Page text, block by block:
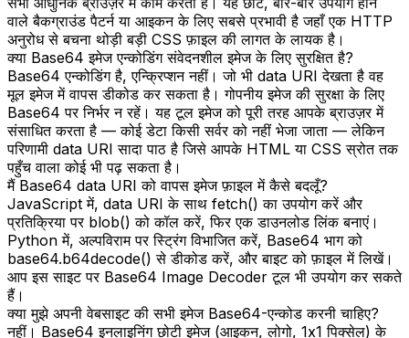
वाले बैकग्राउंड पैटर्न या आइकन के लिए सबसे प्रभावी है जहाँ एक HTTP
अनुरोध से बचना थोड़ी बड़ी CSS फ़ाइल की लागत के लायक है।
क्या Base64 इमेज एन्कोडिंग संवेदनशील इमेज के लिए सुरक्षित है?
Base64 एन्कोडिंग है, एन्क्रिप्शन नहीं। जो भी data URI देखता है वह
मूल इमेज में वापस डीकोड कर सकता है। गोपनीय इमेज की सुरक्षा के लिए
Base64 पर निर्भर न रहें। यह टूल इमेज को पूरी तरह आपके ब्राउज़र में
संसाधित करता है — कोई डेटा किसी सर्वर को नहीं भेजा जाता — लेकिन
परिणामी data URI सादा पाठ है जिसे आपके HTML या CSS स्रोत तक
पहुँच वाला कोई भी पढ़ सकता है।
मैं Base64 data URI को वापस इमेज फ़ाइल में कैसे बदलूँ?
JavaScript में, data URI के साथ fetch() का उपयोग करें और
प्रतिक्रिया पर blob() को कॉल करें, फिर एक डाउनलोड लिंक बनाएं।
Python में, अल्पविराम पर स्ट्रिंग विभाजित करें, Base64 भाग को
base64.b64decode() से डीकोड करें, और बाइट को फ़ाइल में लिखें।
आप इस साइट पर Base64 Image Decoder टूल भी उपयोग कर सकते
हैं।
क्या मुझे अपनी वेबसाइट की सभी इमेज Base64-एन्कोड करनी चाहिए?
नहीं। Base64 इनलाइनिंग छोटी इमेज (आइकन, लोगो, 1x1 पिक्सेल) के